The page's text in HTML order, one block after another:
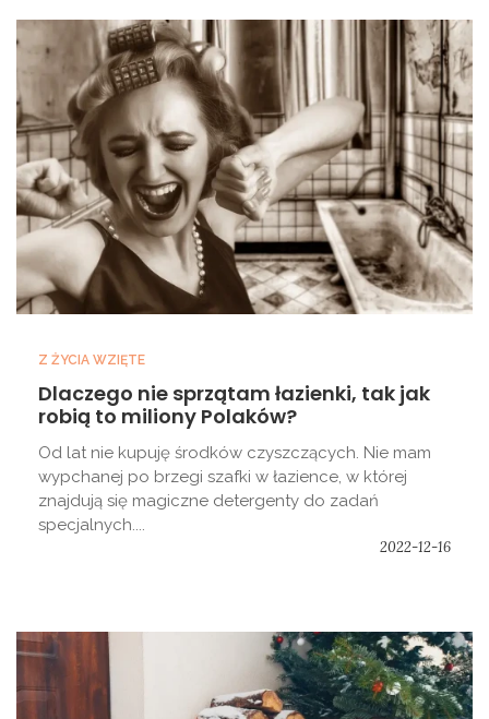
Z ŻYCIA WZIĘTE
Dlaczego nie sprzątam łazienki, tak jak
robią to miliony Polaków?
Od lat nie kupuję środków czyszczących. Nie mam
wypchanej po brzegi szafki w łazience, w której
znajdują się magiczne detergenty do zadań
specjalnych....
2022-12-16